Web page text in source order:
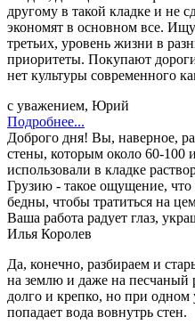
другому в такой кладке и не
экономят в основном все.
третьих, уровень жизни в
приоритеты. Покупают
нет культуры современного
с уважением, Юрий
Подробнее...
Доброго дня! Вы, наверное,
стены, которым около 60-100
использовали в кладке
Грузию - такое ощущение, что
бедны, чтобы тратиться на
Ваша работа радует глаз,
Илья Королев
Да, конечно, разбираем и
на землю и даже на песчаный
долго и крепко, но при одном
попадает вода вовнутрь стен.